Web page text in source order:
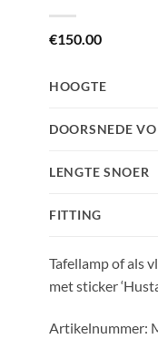
€150.00
HOOGTE
DOORSNEDE
LENGTE SNOER
FITTING
Tafellamp of als
met sticker
Artikelnummer: